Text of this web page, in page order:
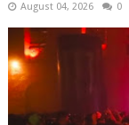
August 04, 2026 0